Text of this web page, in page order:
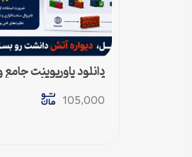
دانلود پاورپوینت جامع
آتش) – ویژه ارائه و پروژه
105,000